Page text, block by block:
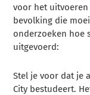
voor het uitvoeren
bevolking die
onderzoeken hoe
uitgevoerd:
Stel je voor dat je
City bestudeert.